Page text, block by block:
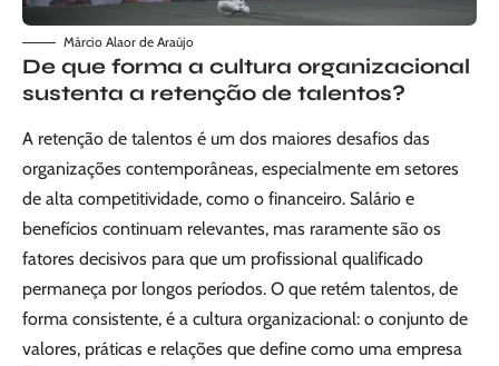
Márcio Alaor de Araújo
De que forma a cultura organizacional
sustenta a retenção de talentos?
A retenção de talentos é um dos maiores desafios das
organizações contemporâneas, especialmente em setores
de alta competitividade, como o financeiro. Salário e
benefícios continuam relevantes, mas raramente são os
fatores decisivos para que um profissional qualificado
permaneça por longos períodos. O que retém talentos, de
forma consistente, é a cultura organizacional: o conjunto de
valores, práticas e relações que define como uma empresa